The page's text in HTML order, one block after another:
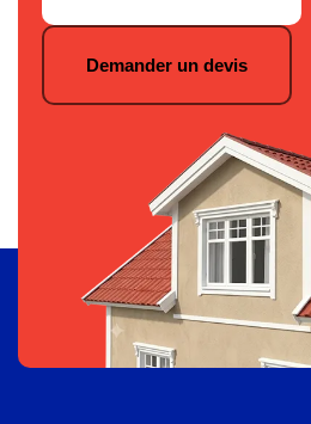
Demander un devis